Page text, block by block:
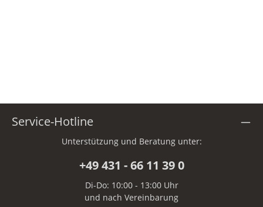
Service-Hotline
Unterstützung und Beratung unter:
+49 431 - 66 11 39 0
Di-Do: 10:00 - 13:00 Uhr
und nach Vereinbarung